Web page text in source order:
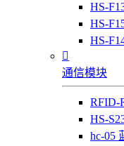
HS-
HS-
HS-

通信模块
RFID-
HS-
hc-05